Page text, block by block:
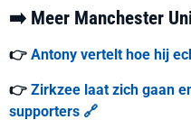
➡️ Meer Manchester
👉 Antony vertelt hoe hij
👉 Zirkzee laat zich gaan
supporters 🔗